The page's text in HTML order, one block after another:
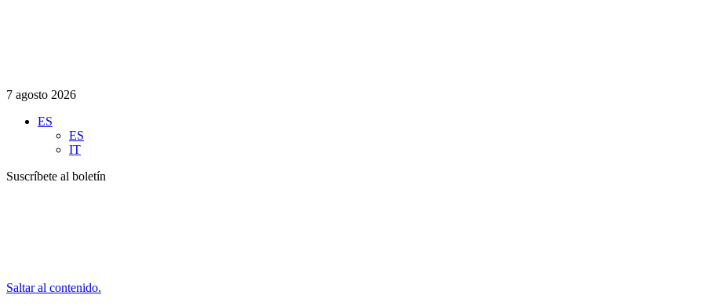
7 agosto 2026
ES
ES
IT
Suscríbete al boletín
Saltar al contenido.